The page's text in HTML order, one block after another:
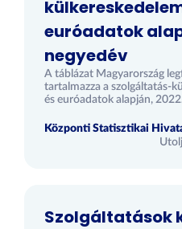
euróadatok
negyedév
A táblázat Magyarország
tartalmazza a szolgáltatás-
és euróadatok alapján,
Központi Statisztikai
Szolgáltatások